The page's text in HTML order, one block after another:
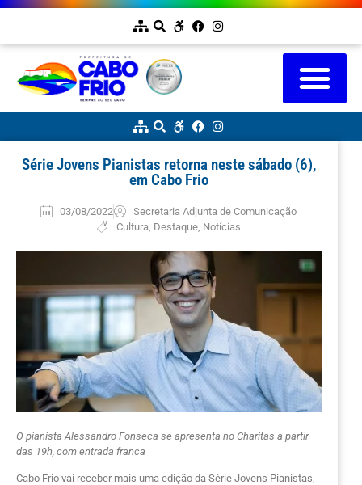
Série Jovens Pianistas retorna neste sábado (6),
em Cabo Frio
03/08/2022
Secretaria Adjunta de Comunicação
Cultura Destaque, Notícias
O pianista Alessandro Fonseca se apresenta no Charitas a partir
das 19h, com entrada franca
Cabo Frio vai receber mais uma edição da Série Jovens Pianistas,